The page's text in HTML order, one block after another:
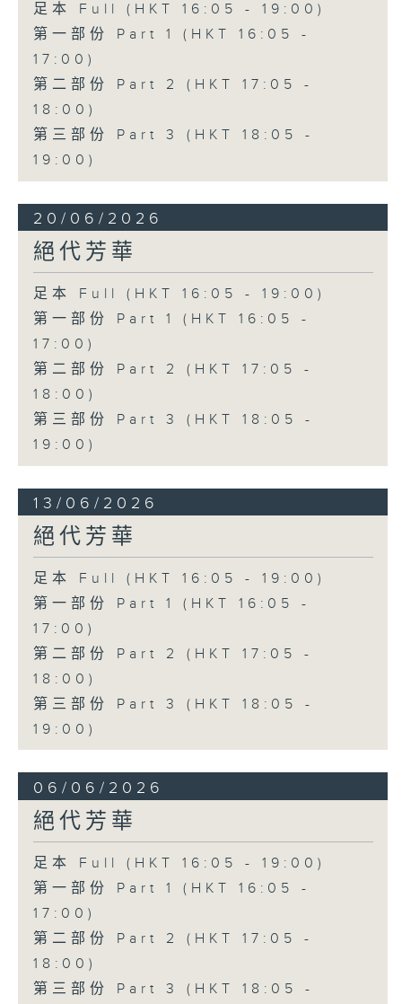
足本 Full (HKT 16:05 - 19:00)
第一部份 Part 1 (HKT 16:05 -
17:00)
第二部份 Part 2 (HKT 17:05 -
18:00)
第三部份 Part 3 (HKT 18:05 -
19:00)
20/06/2026
絕代芳華
足本 Full (HKT 16:05 - 19:00)
第一部份 Part 1 (HKT 16:05 -
17:00)
第二部份 Part 2 (HKT 17:05 -
18:00)
第三部份 Part 3 (HKT 18:05 -
19:00)
13/06/2026
絕代芳華
足本 Full (HKT 16:05 - 19:00)
第一部份 Part 1 (HKT 16:05 -
17:00)
第二部份 Part 2 (HKT 17:05 -
18:00)
第三部份 Part 3 (HKT 18:05 -
19:00)
06/06/2026
絕代芳華
足本 Full (HKT 16:05 - 19:00)
第一部份 Part 1 (HKT 16:05 -
17:00)
第二部份 Part 2 (HKT 17:05 -
18:00)
第三部份 Part 3 (HKT 18:05 -